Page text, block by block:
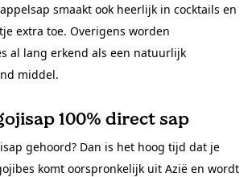
smaakt ook heerlijk in cocktails en
extra toe. Overigens worden
al lang erkend als een natuurlijk
middel.
100% direct sap
gehoord? Dan is het hoog tijd dat je
komt oorspronkelijk uit Azië en wordt